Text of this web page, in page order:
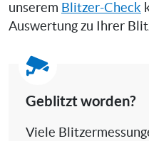
unserem Blitzer-Check
Auswertung zu Ihrer
Geblitzt worden?
Viele